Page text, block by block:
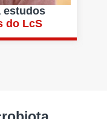
estudos
do LcS